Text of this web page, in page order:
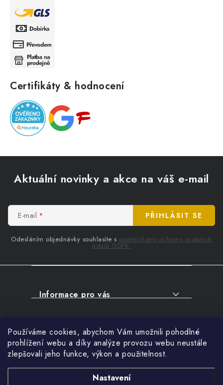
Používáme cookies, abychom Vám umožnili pohodlné
prohlížení webu a díky analýze provozu webu neustále
zlepšovali jeho funkce, výkon a použitelnost.
Nastavení
Certifikáty & hodnocení
Aktuální novinky a akce na váš e-mail
E-mail
Odesláním objednávky souhlasíte s podmínkami ochrany osobních
údajů GDPR.
PŘIHLÁSIT SE
Informace pro vás
SERVIS
FIRMY, ŠKOLY, PARTNEŘI
ARTHAS MAGAZÍN
Facebook
Přihlášení